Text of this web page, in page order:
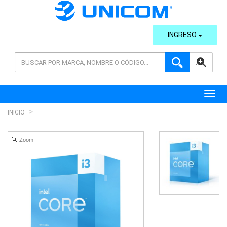
AVANZADA
INGRESO
INICIO
Zoom